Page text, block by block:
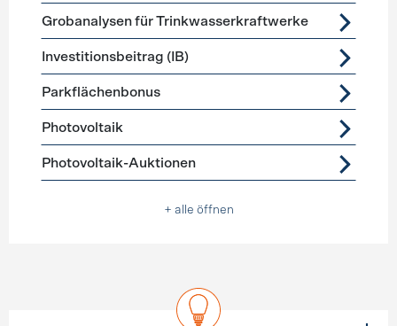
Grobanalysen für Trinkwasserkraftwerke
Investitionsbeitrag (IB)
Parkflächenbonus
Photovoltaik
Photovoltaik-Auktionen
+ alle öffnen